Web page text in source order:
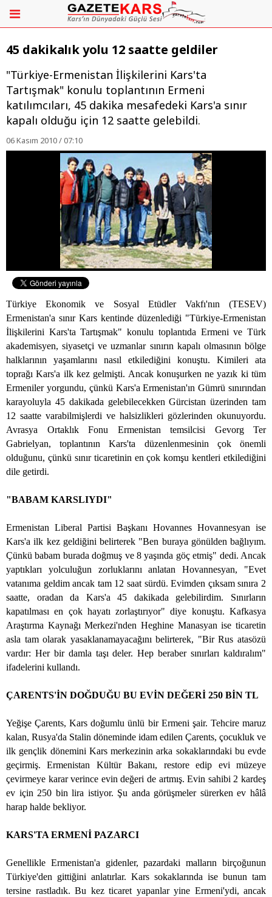
45 dakikalık yolu 12 saatte geldiler
"Türkiye-Ermenistan İlişkilerini Kars'ta
Tartışmak" konulu toplantının Ermeni
katılımcıları, 45 dakika mesafedeki Kars'a sınır
kapalı olduğu için 12 saatte gelebildi.
06 Kasım 2010 / 07:10
Türkiye Ekonomik ve Sosyal Etüdler Vakfı'nın (TESEV)
Ermenistan'a sınır Kars kentinde düzenlediği "Türkiye-Ermenistan
İlişkilerini Kars'ta Tartışmak" konulu toplantıda Ermeni ve Türk
akademisyen, siyasetçi ve uzmanlar sınırın kapalı olmasının bölge
halklarının yaşamlarını nasıl etkilediğini konuştu. Kimileri ata
toprağı Kars'a ilk kez gelmişti. Ancak konuşurken ne yazık ki tüm
Ermeniler yorgundu, çünkü Kars'a Ermenistan'ın Gümrü sınırından
karayoluyla 45 dakikada gelebilecekken Gürcistan üzerinden tam
12 saatte varabilmişlerdi ve halsizlikleri gözlerinden okunuyordu.
Avrasya Ortaklık Fonu Ermenistan temsilcisi Gevorg Ter
Gabrielyan, toplantının Kars'ta düzenlenmesinin çok önemli
olduğunu, çünkü sınır ticaretinin en çok komşu kentleri etkilediğini
dile getirdi.
"BABAM KARSLIYDI"
Ermenistan Liberal Partisi Başkanı Hovannes Hovannesyan ise
Kars'a ilk kez geldiğini belirterek "Ben buraya gönülden bağlıyım.
Çünkü babam burada doğmuş ve 8 yaşında göç etmiş" dedi. Ancak
yaptıkları yolculuğun zorluklarını anlatan Hovannesyan, "Evet
vatanıma geldim ancak tam 12 saat sürdü. Evimden çıksam sınıra 2
saatte, oradan da Kars'a 45 dakikada gelebilirdim. Sınırların
kapatılması en çok hayatı zorlaştırıyor" diye konuştu. Kafkasya
Araştırma Kaynağı Merkezi'nden Heghine Manasyan ise ticaretin
asla tam olarak yasaklanamayacağını belirterek, "Bir Rus atasözü
vardır: Her bir damla taşı deler. Hep beraber sınırları kaldıralım"
ifadelerini kullandı.
ÇARENTS'İN DOĞDUĞU BU EVİN DEĞERİ 250 BİN TL
Yeğişe Çarents, Kars doğumlu ünlü bir Ermeni şair. Tehcire maruz
kalan, Rusya'da Stalin döneminde idam edilen Çarents, çocukluk ve
ilk gençlik dönemini Kars merkezinin arka sokaklarındaki bu evde
geçirmiş. Ermenistan Kültür Bakanı, restore edip evi müzeye
çevirmeye karar verince evin değeri de artmış. Evin sahibi 2 kardeş
ev için 250 bin lira istiyor. Şu anda görüşmeler sürerken ev hâlâ
harap halde bekliyor.
KARS'TA ERMENİ PAZARCI
Genellikle Ermenistan'a gidenler, pazardaki malların birçoğunun
Türkiye'den gittiğini anlatırlar. Kars sokaklarında ise bunun tam
tersine rastladık. Bu kez ticaret yapanlar yine Ermeni'ydi, ancak